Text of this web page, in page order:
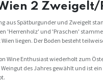
2
aus Spätburgunder und Zweigelt
'Herrenholz' und 'Praschen'
Wien liegen. Der Boden besteht
Wine Enthusiast wiederholt zum
des Jahres gewählt und ist